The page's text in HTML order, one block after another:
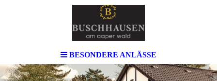
BESONDERE ANLÄSSE